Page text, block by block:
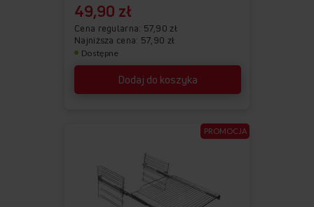
Dodaj do koszyka
49,90 zł
Cena regularna 57,90 zł
Najniższa cena: 57,90 zł
Dostępne
PROMOCJA